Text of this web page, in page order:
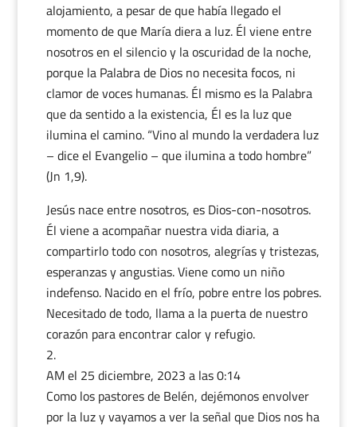
alojamiento, a pesar de que había llegado el
momento de que María diera a luz. Él viene entre
nosotros en el silencio y la oscuridad de la noche,
porque la Palabra de Dios no necesita focos, ni
clamor de voces humanas. Él mismo es la Palabra
que da sentido a la existencia, Él es la luz que
ilumina el camino. “Vino al mundo la verdadera luz
– dice el Evangelio – que ilumina a todo hombre”
(Jn 1,9).
Jesús nace entre nosotros, es Dios-con-nosotros.
Él viene a acompañar nuestra vida diaria, a
compartirlo todo con nosotros, alegrías y tristezas,
esperanzas y angustias. Viene como un niño
indefenso. Nacido en el frío, pobre entre los pobres.
Necesitado de todo, llama a la puerta de nuestro
corazón para encontrar calor y refugio.
AM el 25 diciembre, 2023 a las 0:14
Como los pastores de Belén, dejémonos envolver
por la luz y vayamos a ver la señal que Dios nos ha